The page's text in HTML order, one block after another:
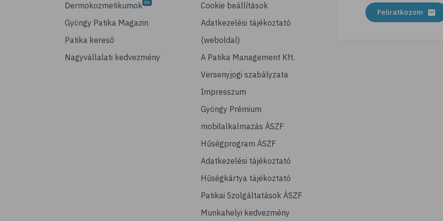
Dermokozmetikumok
Gyöngy Patika Magazin
Patika kereső
Nagyvállalati kedvezmény
Cookie beállítások
Adatkezelési tájékoztató
(weboldal)
A Patika Management Kft.
Versenyjogi szabályzata
Impresszum
Gyöngy Prémium
mobilalkalmazás ÁSZF
Hűségprogram ÁSZF
Adatkezelési tájékoztató
Hűségkártya tájékoztató
Patikai Szolgáltatások ÁSZF
Munkahelyi kedvezmény
Feliratkozom